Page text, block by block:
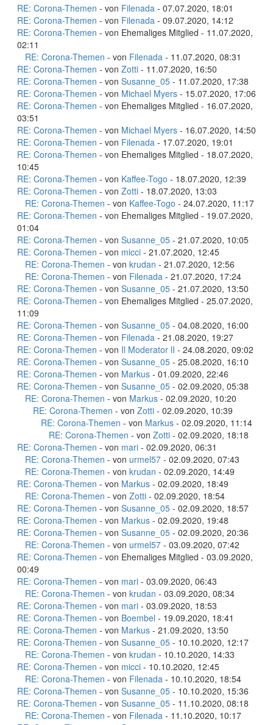
RE: Corona-Themen - von Filenada - 07.07.2020, 18:01
RE: Corona-Themen - von Filenada - 09.07.2020, 14:12
RE: Corona-Themen - von Ehemaliges Mitglied - 11.07.2020,
02:11
RE: Corona-Themen - von Filenada - 11.07.2020, 08:31
RE: Corona-Themen - von Zotti - 11.07.2020, 16:50
RE: Corona-Themen - von Susanne_05 - 11.07.2020, 17:38
RE: Corona-Themen - von Michael Myers - 15.07.2020, 17:06
RE: Corona-Themen - von Ehemaliges Mitglied - 16.07.2020,
03:51
RE: Corona-Themen - von Michael Myers - 16.07.2020, 14:50
RE: Corona-Themen - von Filenada - 17.07.2020, 19:01
RE: Corona-Themen - von Ehemaliges Mitglied - 18.07.2020,
10:45
RE: Corona-Themen - von Kaffee-Togo - 18.07.2020, 12:39
RE: Corona-Themen - von Zotti - 18.07.2020, 13:03
RE: Corona-Themen - von Kaffee-Togo - 24.07.2020, 11:17
RE: Corona-Themen - von Ehemaliges Mitglied - 19.07.2020,
01:04
RE: Corona-Themen - von Susanne_05 - 21.07.2020, 10:05
RE: Corona-Themen - von micci - 21.07.2020, 12:45
RE: Corona-Themen - von krudan - 21.07.2020, 12:56
RE: Corona-Themen - von Filenada - 21.07.2020, 17:24
RE: Corona-Themen - von Susanne_05 - 21.07.2020, 13:50
RE: Corona-Themen - von Ehemaliges Mitglied - 25.07.2020,
11:09
RE: Corona-Themen - von Susanne_05 - 04.08.2020, 16:00
RE: Corona-Themen - von Filenada - 21.08.2020, 19:27
RE: Corona-Themen - von Il Moderator lI - 24.08.2020, 09:02
RE: Corona-Themen - von Susanne_05 - 25.08.2020, 16:10
RE: Corona-Themen - von Markus - 01.09.2020, 22:46
RE: Corona-Themen - von Susanne_05 - 02.09.2020, 05:38
RE: Corona-Themen - von Markus - 02.09.2020, 10:20
RE: Corona-Themen - von Zotti - 02.09.2020, 10:39
RE: Corona-Themen - von Markus - 02.09.2020, 11:14
RE: Corona-Themen - von Zotti - 02.09.2020, 18:18
RE: Corona-Themen - von mari - 02.09.2020, 06:31
RE: Corona-Themen - von urmel57 - 02.09.2020, 07:43
RE: Corona-Themen - von krudan - 02.09.2020, 14:49
RE: Corona-Themen - von Markus - 02.09.2020, 18:49
RE: Corona-Themen - von Zotti - 02.09.2020, 18:54
RE: Corona-Themen - von Susanne_05 - 02.09.2020, 18:57
RE: Corona-Themen - von Markus - 02.09.2020, 19:48
RE: Corona-Themen - von Susanne_05 - 02.09.2020, 20:36
RE: Corona-Themen - von urmel57 - 03.09.2020, 07:42
RE: Corona-Themen - von Ehemaliges Mitglied - 03.09.2020,
00:49
RE: Corona-Themen - von mari - 03.09.2020, 06:43
RE: Corona-Themen - von krudan - 03.09.2020, 08:34
RE: Corona-Themen - von mari - 03.09.2020, 18:53
RE: Corona-Themen - von Boembel - 19.09.2020, 18:41
RE: Corona-Themen - von Markus - 21.09.2020, 13:50
RE: Corona-Themen - von Susanne_05 - 10.10.2020, 12:17
RE: Corona-Themen - von krudan - 10.10.2020, 14:33
RE: Corona-Themen - von micci - 10.10.2020, 12:45
RE: Corona-Themen - von Filenada - 10.10.2020, 18:54
RE: Corona-Themen - von Susanne_05 - 10.10.2020, 15:36
RE: Corona-Themen - von Susanne_05 - 11.10.2020, 08:18
RE: Corona-Themen - von Filenada - 11.10.2020, 10:17